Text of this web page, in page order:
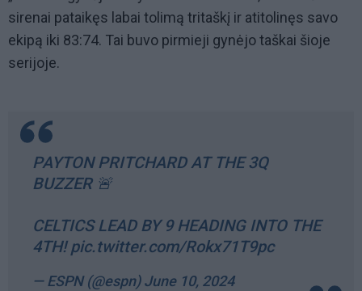
sirenai pataikęs labai tolimą tritaškį ir atitolinęs savo
ekipą iki 83:74. Tai buvo pirmieji gynėjo taškai šioje
serijoje.
PAYTON PRITCHARD AT THE 3Q
BUZZER 🚨
CELTICS LEAD BY 9 HEADING INTO THE
4TH!pic.twitter.com/Rokx71T9pc
— ESPN (@espn)June 10, 2024